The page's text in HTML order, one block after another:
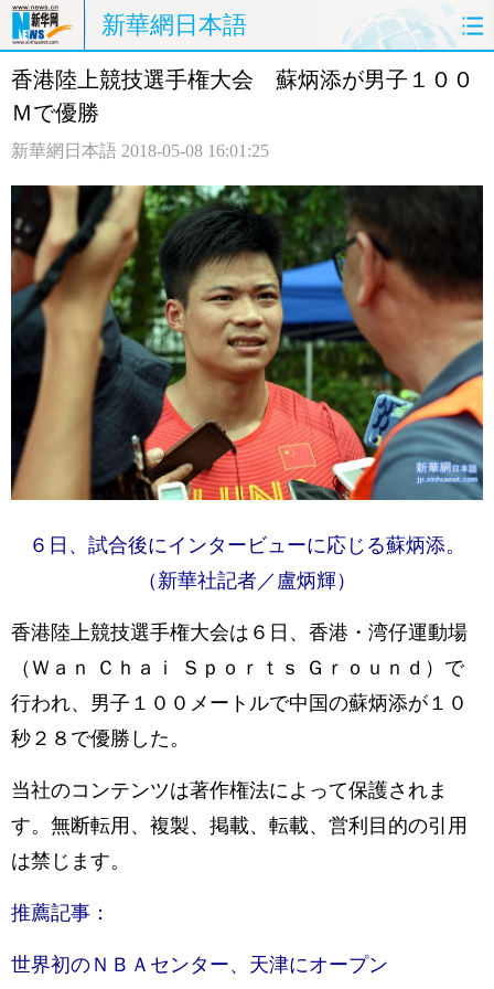
新華網日本語
ホームページ 政治 経済
観光 評論
中日対訳
香港陸上競技選手権大会 蘇炳添が男子１００
Ｍで優勝
新華網日本語 2018-05-08 16:01:25
６日、試合後にインタービューに応じる蘇炳添。
（新華社記者／盧炳輝）
香港陸上競技選手権大会は６日、香港・湾仔運動場
（Ｗａｎ Ｃｈａｉ Ｓｐｏｒｔｓ Ｇｒｏｕｎｄ）で
行われ、男子１００メートルで中国の蘇炳添が１０
秒２８で優勝した。
当社のコンテンツは著作権法によって保護されま
す。無断転用、複製、掲載、転載、営利目的の引用
は禁じます。
推薦記事：
世界初のＮＢＡセンター、天津にオープン